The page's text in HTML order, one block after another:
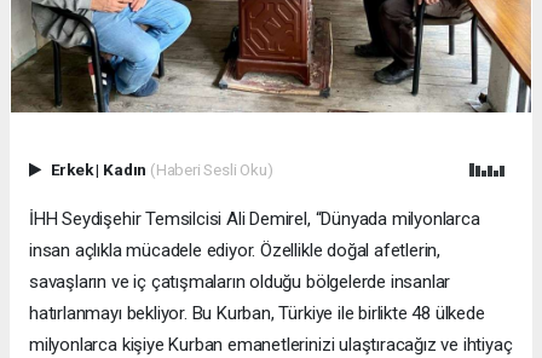
Erkek| Kadın (Haberi Sesli Oku)
İHH Seydişehir Temsilcisi Ali Demirel, “Dünyada milyonlarca
insan açlıkla mücadele ediyor. Özellikle doğal afetlerin,
savaşların ve iç çatışmaların olduğu bölgelerde insanlar
hatırlanmayı bekliyor. Bu Kurban, Türkiye ile birlikte 48 ülkede
milyonlarca kişiye Kurban emanetlerinizi ulaştıracağız ve ihtiyaç